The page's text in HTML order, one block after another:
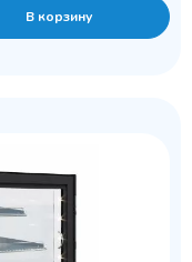
В корзину